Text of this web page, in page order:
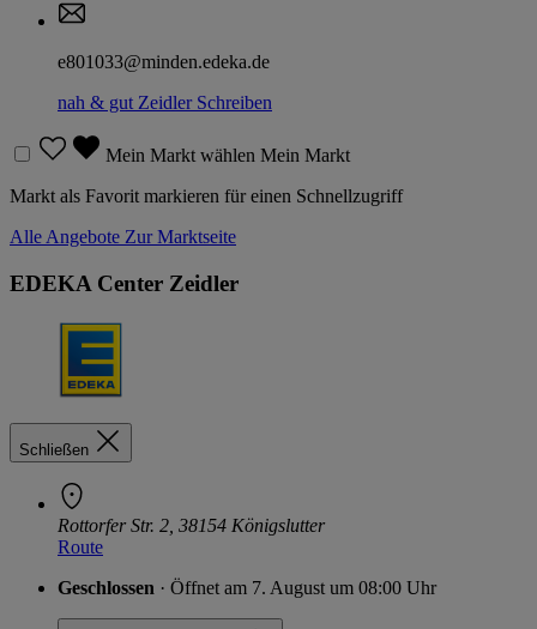
e801033@minden.edeka.de
nah & gut ZeidlerSchreiben
Mein Markt wählen Mein Markt
Markt als Favorit markieren für einen Schnellzugriff
Alle Angebote Zur Marktseite
EDEKA Center Zeidler
Schließen
Rottorfer Str. 2, 38154 Königslutter
Route
Geschlossen · Öffnet am 7. August um 08:00 Uhr